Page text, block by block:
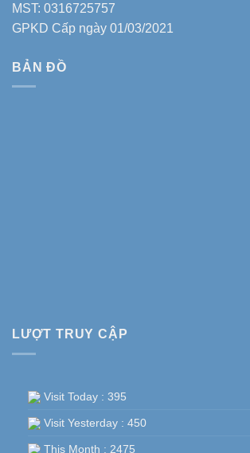
MST: 0316725757
GPKD Cấp ngày 01/03/2021
BẢN ĐỒ
LƯỢT TRUY CẬP
Visit Today : 395
Visit Yesterday : 450
This Month : 2475